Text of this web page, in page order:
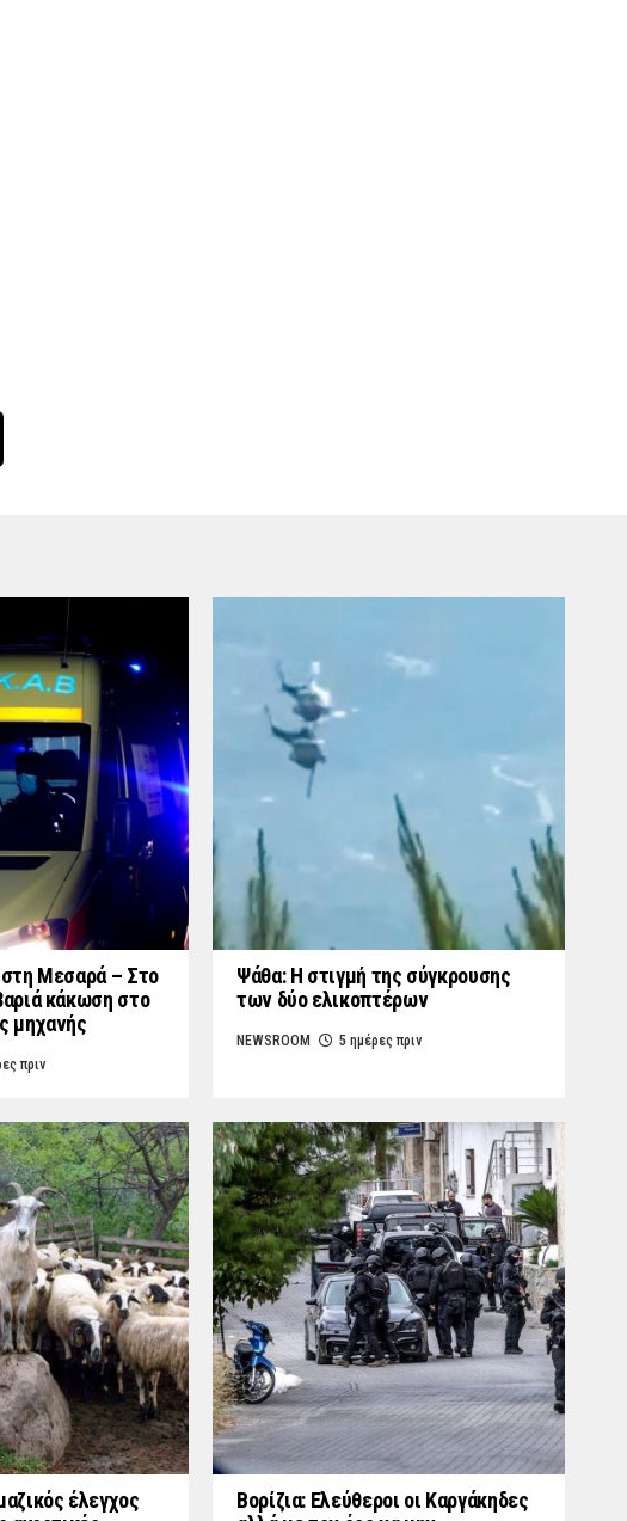
Μεσαρά – Στο
κάκωση στο
μηχανής
πριν
Ψάθα: Η στιγμή της σύγκρουσης
των δύο ελικοπτέρων
NEWSROOM 5 ημέρες πριν
έλεγχος
Βορίζια: Ελεύθεροι οι Καργάκηδες